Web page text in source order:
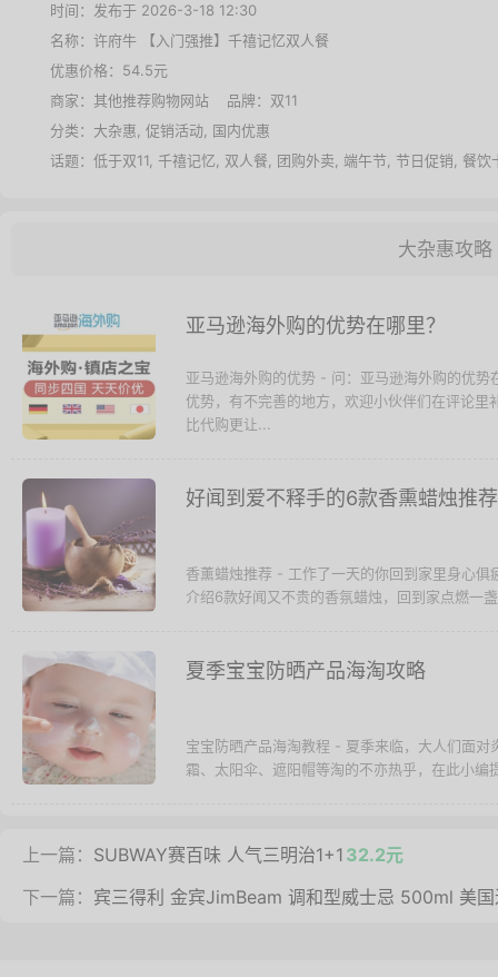
时间：发布于 2026-3-18 12:30
名称： 许府牛 【入门强推】千禧记忆双人餐
优惠价格： 54.5元
商家：其他推荐购物网站 品牌： 双11
分类： 大杂惠 促销活动
国内优惠
话题： 低于双11 千禧记忆 双人餐 团购外卖 端午节 节日促销 餐饮
大杂惠攻略
亚马逊海外购的优势在哪里？
亚马逊海外购的优势 - 问：亚马逊海外购的优
优势，有不完善的地方，欢迎小伙伴们在评论
比代购更让...
好闻到爱不释手的6款香熏蜡烛推荐
香薰蜡烛推荐 - 工作了一天的你回到家里身心
介绍6款好闻又不贵的香氛蜡烛，回到家点燃一
夏季宝宝防晒产品海淘攻略
宝宝防晒产品海淘教程 - 夏季来临，大人们面
霜、太阳伞、遮阳帽等淘的不亦热乎，在此小编
上一篇： SUBWAY赛百味 人气三明治1+1 32.2元
下一篇： 宾三得利 金宾JimBeam 调和型威士忌 500ml 美